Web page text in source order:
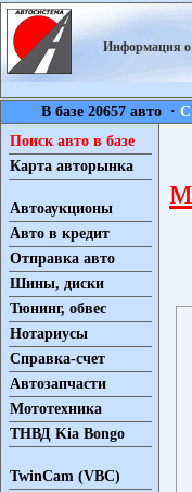
Информация
В базе 20657 авто ·
Поиск авто в базе
Карта авторынка
Автоаукционы
Авто в кредит
Отправка авто
Шины, диски
Тюнинг, обвес
Нотариусы
Справка-счет
Автозапчасти
Мототехника
ТНВД Kia Bongo
TwinCam (VBC)